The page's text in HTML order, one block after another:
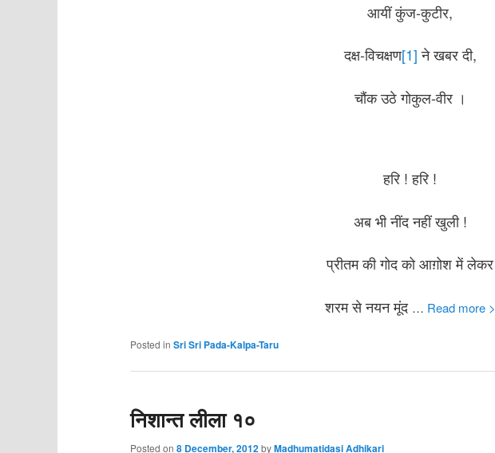
आयीं कुंज-कुटीर,
दक्ष-विचक्षण[1]ने खबर दी,
चौंक उठे गोकुल-वीर ।
हरि ! हरि !
अब भी नींद नहीं खुली !
प्रीतम की गोद को आग़ोश में लेकर
शरम से नयन मूंद … Read more >
Posted in Sri Sri Pada-Kalpa-Taru
निशान्त लीला १०
Posted on8 December, 2012byMadhumatidasi Adhikari